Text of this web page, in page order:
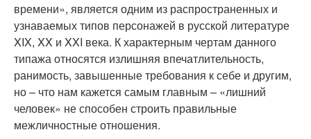
времени», является одним из распространенных и
узнаваемых типов персонажей в русской литературе
XIX, XX и XXI века. К характерным чертам данного
типажа относятся излишняя впечатлительность,
ранимость, завышенные требования к себе и другим,
но – что нам кажется самым главным – «лишний
человек» не способен строить правильные
межличностные отношения.